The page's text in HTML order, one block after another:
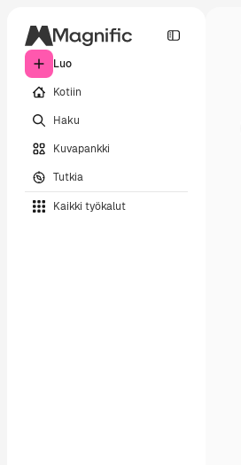
Luo
Kotiin
Haku
Kuvapankki
Tutkia
Kaikki työkalut